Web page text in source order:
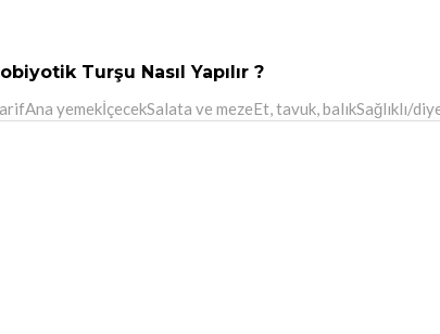
Turşu Nasıl Yapılır ?
Ana yemekİçecekSalata ve mezeEt, tavuk, balıkSağlıklı/